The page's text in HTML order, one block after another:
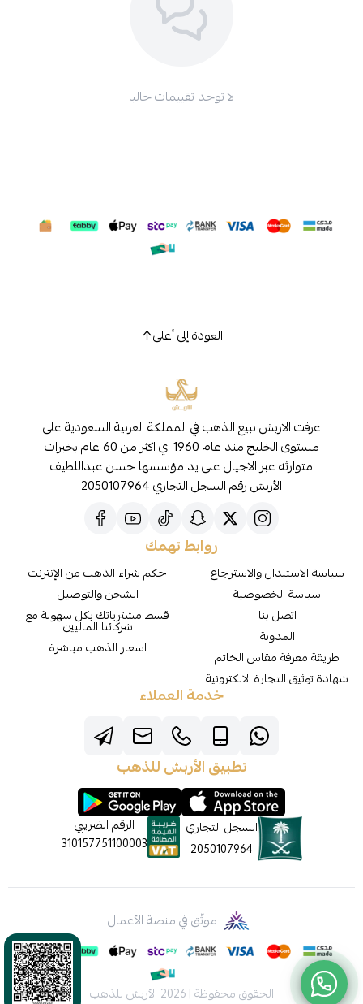
لا توجد تقييمات حاليا
العودة إلى أعلى
عرفت الاربش ببيع الذهب في المملكة العربية السعودية على
مستوى الخليج منذ عام 1960 اي اكثر من 60 عام بخبرات
متوارثه عبر الاجيال على يد مؤسسها حسن عبداللطيف
الأربش رقم السجل التجاري 2050107964
روابط تهمك
سياسة الاستبدال والاسترجاع
سياسة الخصوصية
اتصل بنا
المدونة
طريقة معرفة مقاس الخاتم
شهادة توثيق التجارة الالكترونية
حكم شراء الذهب من الإنترنت
الشحن والتوصيل
قسط مشترياتك بكل سهولة مع
شركائنا الماليين
اسعار الذهب مباشرة
خدمة العملاء
تطبيق الأربش للذهب
السجل التجاري
2050107964
الرقم الضريبي
310157751100003
موثّق في منصة الأعمال
الحقوق محفوظة | 2026 الأربش للذهب